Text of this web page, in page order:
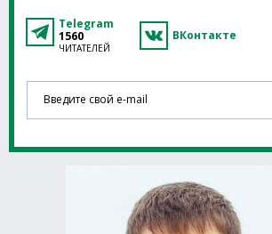
Telegram
1560
ЧИТАТЕЛЕЙ
ВКонтакте
Введите свой e-mail